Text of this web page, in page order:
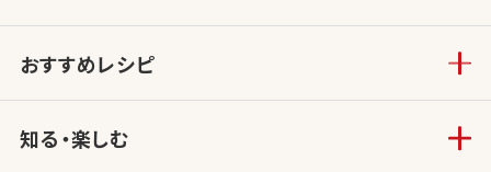
おすすめレシピ
知る・楽しむ